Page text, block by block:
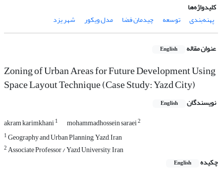
کلیدواژه‌ها
پهنه‌بندی
توسعه چیدمان فضا مدل ویکور شهر یزد
عنوان مقاله English
Zoning of Urban Areas for Future Development Using
Space Layout Technique (Case Study: Yazd City)
نویسندگان English
akram karimkhani1 mohammadhossein saraei2
1Geography and Urban Planning, Yazd, Iran
2Associate Professor / Yazd University, Iran
چکیده
English